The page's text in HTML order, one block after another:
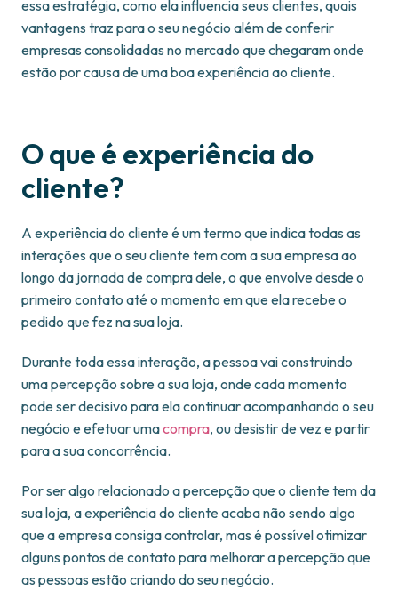
essa estratégia, como ela influencia seus clientes, quais
vantagens traz para o seu negócio além de conferir
empresas consolidadas no mercado que chegaram onde
estão por causa de uma boa experiência ao cliente.
O que é experiência do
cliente?
A experiência do cliente é um termo que indica todas as
interações que o seu cliente tem com a sua empresa ao
longo da jornada de compra dele, o que envolve desde o
primeiro contato até o momento em que ela recebe o
pedido que fez na sua loja.
Durante toda essa interação, a pessoa vai construindo
uma percepção sobre a sua loja, onde cada momento
pode ser decisivo para ela continuar acompanhando o seu
negócio e efetuar umacompra, ou desistir de vez e partir
para a sua concorrência.
Por ser algo relacionado a percepção que o cliente tem da
sua loja, a experiência do cliente acaba não sendo algo
que a empresa consiga controlar, mas é possível otimizar
alguns pontos de contato para melhorar a percepção que
as pessoas estão criando do seu negócio.